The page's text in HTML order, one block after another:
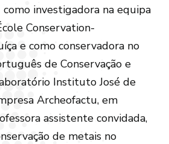
investigadora na equipa
Conservation-
e como conservadora no
de Conservação e
Instituto José de
Archeofactu, em
assistente convidada,
de metais no